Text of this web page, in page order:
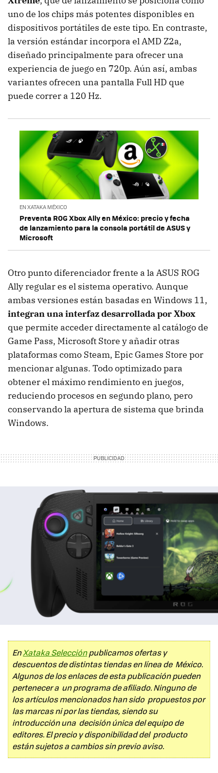
uno de los chips más potentes disponibles en
dispositivos portátiles de este tipo. En contraste,
la versión estándar incorpora el AMD Z2a,
diseñado principalmente para ofrecer una
experiencia de juego en 720p. Aún así, ambas
variantes ofrecen una pantalla Full HD que
puede correr a 120 Hz.
EN XATAKA MÉXICO
Preventa ROG Xbox Ally en México: precio y fecha
de lanzamiento para la consola portátil de ASUS y
Microsoft
Otro punto diferenciador frente a la ASUS ROG
Ally regular es el sistema operativo. Aunque
ambas versiones están basadas en Windows 11,
integran unainterfaz desarrollada por Xbox
que permite acceder directamente al catálogo de
Game Pass, Microsoft Store y añadir otras
plataformas como Steam, Epic Games Store por
mencionar algunas. Todo optimizado para
obtener el máximo rendimiento en juegos,
reduciendo procesos en segundo plano, pero
conservando la apertura de sistema que brinda
Windows.
EnXataka Selecciónpublicamos ofertas y
descuentos de distintas tiendas en línea de México.
Algunos de los enlaces de esta publicación pueden
pertenecer a un programa de afiliado. Ninguno de
los artículos mencionados han sido propuestos por
las marcas ni por las tiendas, siendo su
introducción una decisión única del equipo de
editores. El precio y disponibilidad del producto
están sujetos a cambios sin previo aviso.